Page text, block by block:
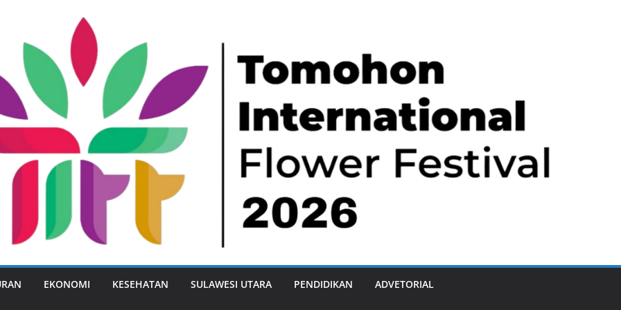
EKONOMI KESEHATAN SULAWESI UTARA PENDIDIKAN ADVETORIAL